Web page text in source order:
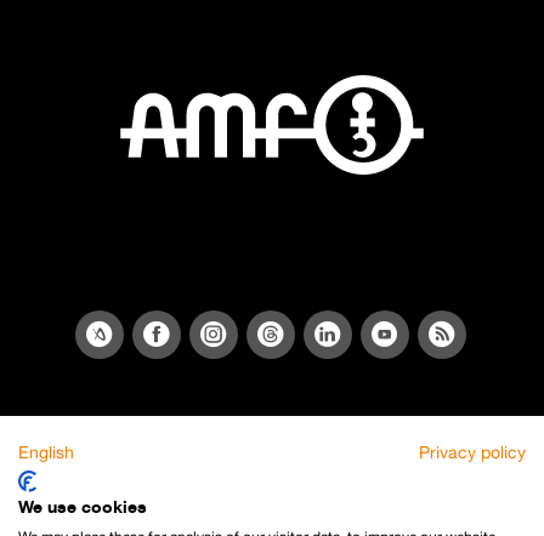
English Privacy policy
We use cookies